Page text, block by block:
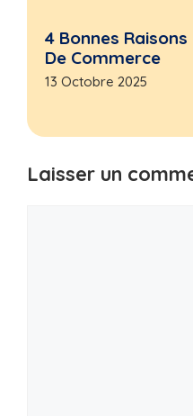
4 Bonnes
De Commerce
13 Octobre 2025
Laisser un